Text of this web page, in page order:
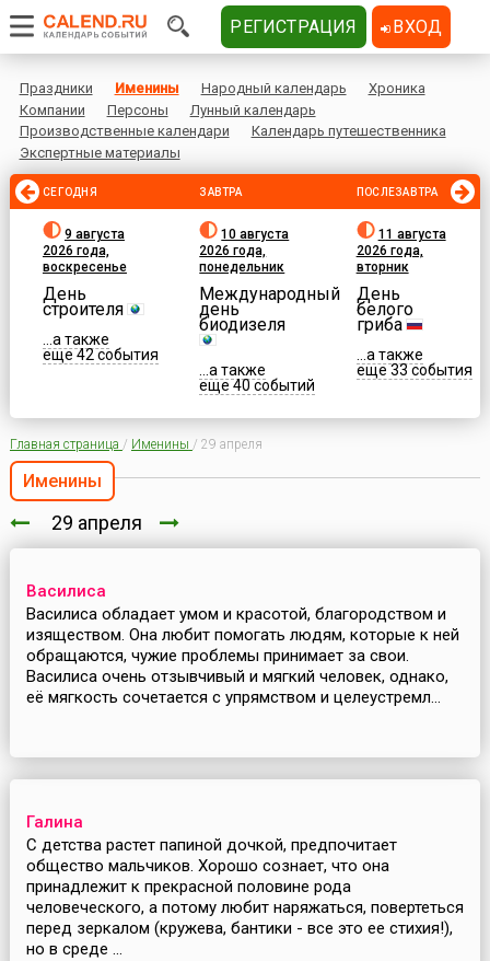
Праздники Именины Народный календарь
Хроника
Компании
Персоны
Лунный календарь
Производственные календари
Календарь путешественника
Экспертные материалы
СЕГОДНЯ
9 августа
2026 года,
воскресенье
День
строителя
...а также
еще 42 события
ЗАВТРА
10 августа
2026 года,
понедельник
Международный
день
биодизеля
...а также
еще 40 событий
ПОСЛЕЗАВТРА
11 августа
2026 года,
вторник
День
белого
гриба
...а также
еще 33 события
Главная страница / Именины / 29 апреля
Именины
29 апреля
Василиса
Василиса обладает умом и красотой, благородством и
изяществом. Она любит помогать людям, которые к ней
обращаются, чужие проблемы принимает за свои.
Василиса очень отзывчивый и мягкий человек, однако,
её мягкость сочетается с упрямством и целеустремл...
Галина
С детства растет папиной дочкой, предпочитает
общество мальчиков. Хорошо сознает, что она
принадлежит к прекрасной половине рода
человеческого, а потому любит наряжаться, повертеться
перед зеркалом (кружева, бантики - все это ее стихия!),
но в среде ...
РЕГИСТРАЦИЯ ВХОД